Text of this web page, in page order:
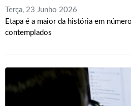
Terça, 23 Junho 2026
Etapa é a maior da história em
contemplados